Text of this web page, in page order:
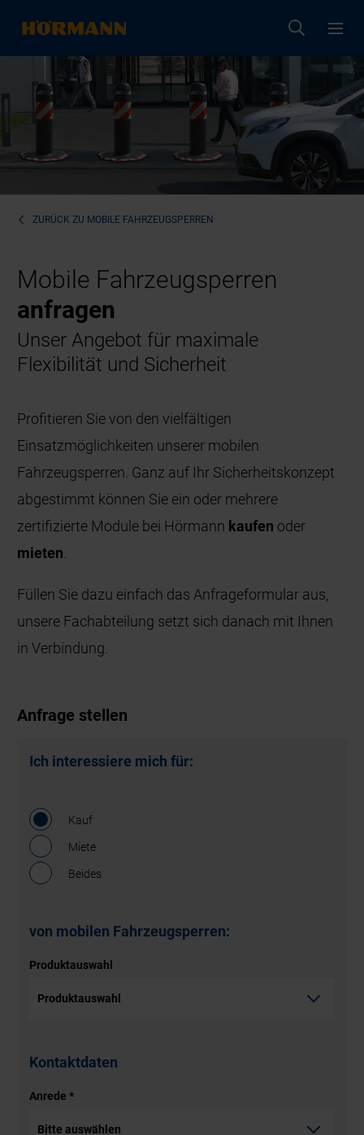
ZURÜCK ZU MOBILE FAHRZEUGSPERREN
Mobile Fahrzeugsperren
anfragen
Unser Angebot für maximale
Flexibilität und Sicherheit
Profitieren Sie von den vielfältigen
Einsatzmöglichkeiten unserer mobilen
Fahrzeugsperren. Ganz auf Ihr Sicherheitskonzept
abgestimmt können Sie ein oder mehrere
zertifizierte Module bei Hörmann kaufen oder
mieten
Füllen Sie dazu einfach das Anfrageformular aus,
unsere Fachabteilung setzt sich danach mit Ihnen
in Verbindung.
Anfrage stellen
Ich interessiere mich für:
Kauf
Miete
Beides
von mobilen Fahrzeugsperren:
Produktauswahl
Kontaktdaten
Anrede*